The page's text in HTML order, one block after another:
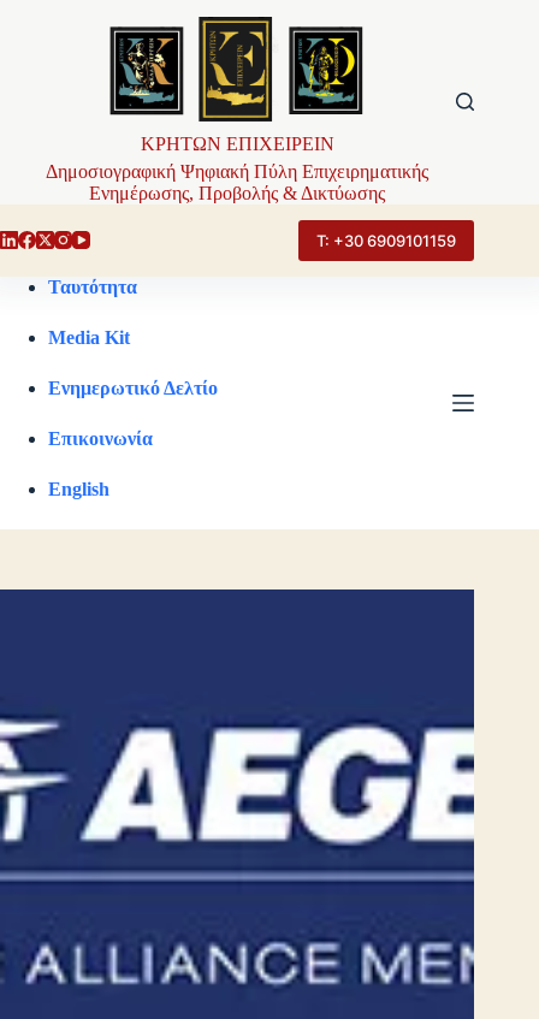
ΚΡΗΤΩΝ ΕΠΙΧΕΙΡΕΙΝ
Δημοσιογραφική Ψηφιακή Πύλη Επιχειρηματικής
Ενημέρωσης, Προβολής & Δικτύωσης
Τ: +30 6909101159
Ταυτότητα
Media Kit
Ενημερωτικό Δελτίο
Επικοινωνία
English